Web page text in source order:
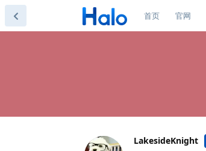
首页 官网
LakesideKnight